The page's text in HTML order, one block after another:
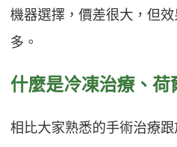
機器選擇，價差很大，但
多。
什麼是冷凍治療、荷
相比大家熟悉的手術治療